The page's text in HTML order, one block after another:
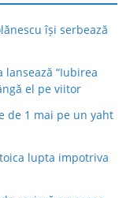
își serbează
lansează “Iubirea
el pe viitor
de 1 mai pe un yaht
lupta impotriva